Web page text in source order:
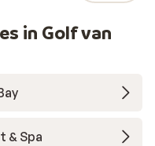
in Golf van
& Spa